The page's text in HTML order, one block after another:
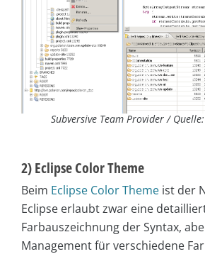
Subversive Team Provider / Quelle:
2) Eclipse Color Theme
Beim Eclipse Color Theme ist der
Eclipse erlaubt zwar eine
Farbauszeichnung der Syntax,
Management für verschiedene